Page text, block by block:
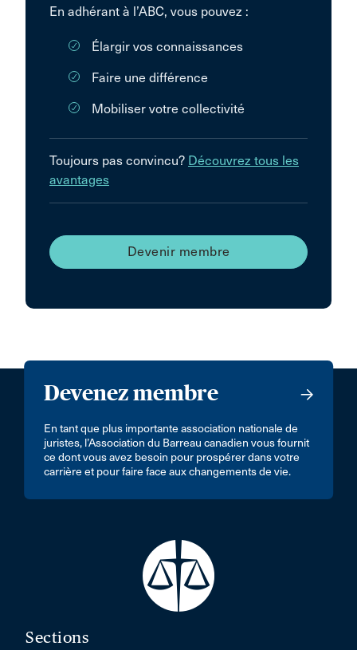
En adhérant à l’ABC, vous pouvez :
Élargir vos connaissances
Faire une différence
Mobiliser votre collectivité
Toujours pas convincu? Découvrez tous les
avantages
Devenir membre
Devenez membre
En tant que plus importante association nationale de
juristes, l’Association du Barreau canadien vous fournit
ce dont vous avez besoin pour prospérer dans votre
carrière et pour faire face aux changements de vie.
Sections